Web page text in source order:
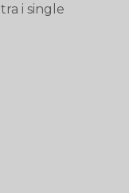
i single